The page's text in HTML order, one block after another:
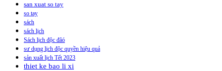
san xuat so tay
so tay
sách
sách lịch
Sách lịch độc đâó
sư dụng lịch độc quyền hiệu quả
sản xuất lịch Tết 2023
thiet ke bao li xi